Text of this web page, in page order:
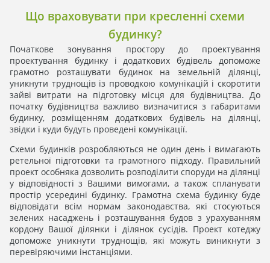
Що враховувати при кресленні схеми
будинку?
Початкове зонування простору до проектування
проектування будинку і додаткових будівель допоможе
грамотно розташувати будинок на земельній ділянці,
уникнути труднощів із проводкою комунікацій і скоротити
зайві витрати на підготовку місця для будівництва. До
початку будівництва важливо визначитися з габаритами
будинку, розміщенням додаткових будівель на ділянці,
звідки і куди будуть проведені комунікації.
Схеми будинків розробляються не один день і вимагають
ретельної підготовки та грамотного підходу. Правильний
проект особняка дозволить розподілити споруди на ділянці
у відповідності з Вашими вимогами, а також спланувати
простір усередині будинку. Грамотна схема будинку буде
відповідати всім нормам законодавства, які стосуються
зелених насаджень і розташування будов з урахуванням
кордону Вашої ділянки і ділянок сусідів. Проект котеджу
допоможе уникнути труднощів, які можуть виникнути з
перевіряючими інстанціями.